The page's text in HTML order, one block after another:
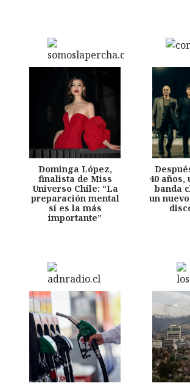
Dominga López,
finalista de Miss
Universo Chile: “La
preparación mental
sí es la más
importante”
40 años,
banda
un